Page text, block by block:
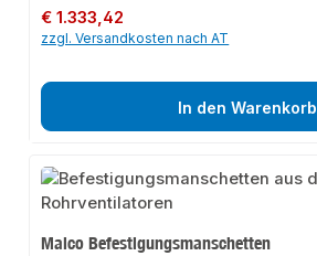
Regulärer Preis:
€ 1.333,42
zzgl. Versandkosten nach AT
In den Warenkorb
Maico Befestigungsmanschetten